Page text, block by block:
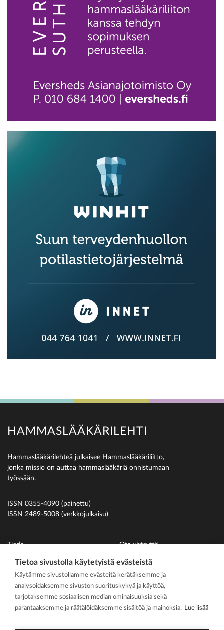
HAMMASLÄÄKÄRILEHTI
Hammaslääkärilehteä julkaisee Hammaslääkäriliitto,
jonka missio on auttaa hammaslääkäriä onnistumaan
työssään.
ISSN 0355-4090 (painettu)
ISSN 2489-5008 (verkkojulkaisu)
Tiede
Uutiset
Ihmiset
På svenska
Kirjoitusohjeet
Ota yhteyttä
Suomen Hammaslääkäriliitto
Tietoa sivustolla käytetyistä evästeistä
Käytämme sivustollamme evästeitä kerätäksemme ja
analysoidaksemme sivuston suorituskykyä ja käyttöä,
tarjotaksemme sosiaalisen median ominaisuuksia sekä
parantaaksemme ja räätälöidäksemme sisältöä ja mainoksia. Lue lisää